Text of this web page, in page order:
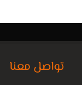
تواصل معنا